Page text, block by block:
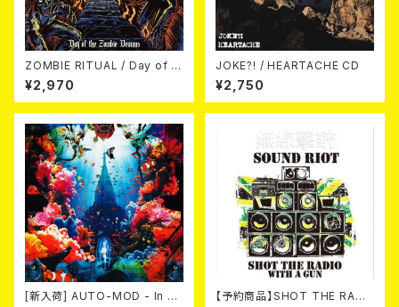
ZOMBIE RITUAL / Day of th
e Zombie Demons
¥2,970
JOKE?! / HEARTACHE CD
¥2,750
[新入荷] AUTO-MOD - In Th
【予約商品】SHOT THE RADI